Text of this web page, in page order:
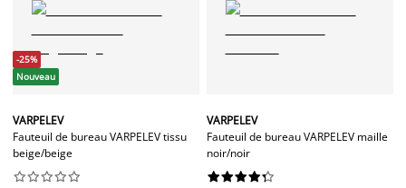
-25%
Nouveau
VARPELEV
Fauteuil de bureau VARPELEV tissu
beige/beige






VARPELEV
Fauteuil de bureau VARPELEV maille
noir/noir





